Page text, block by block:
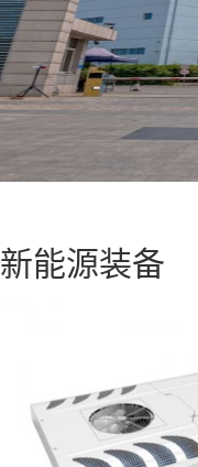
新能源装备